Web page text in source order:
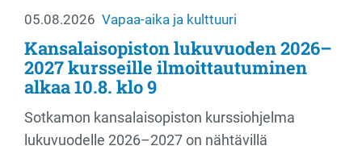
05.08.2026 Vapaa-aika ja kulttuuri
Kansalaisopiston lukuvuoden 2026–
2027 kursseille ilmoittautuminen
alkaa 10.8. klo 9
Sotkamon kansalaisopiston kurssiohjelma
lukuvuodelle 2026–2027 on nähtävillä